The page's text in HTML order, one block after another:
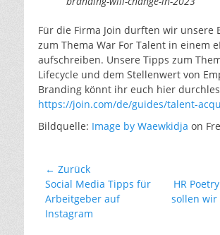
Für die Firma Join durften wir unsere
zum Thema War For Talent in einem
aufschreiben. Unsere Tipps zum
Lifecycle und dem Stellenwert von
Branding könnt ihr euch hier
https://join.com/de/guides/talent-
Bildquelle: Image by Waewkidja on
Beitragsnavigation
← Zurück
Vorheriger
Beitrag:
Social Media Tipps für
Arbeitgeber auf
Instagram
Nächster
Beitrag:
HR
sollen